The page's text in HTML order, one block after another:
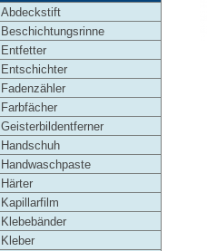
Abdeckstift
Beschichtungsrinne
Entfetter
Entschichter
Fadenzähler
Farbfächer
Geisterbildentferner
Handschuh
Handwaschpaste
Härter
Kapillarfilm
Klebebänder
Kleber